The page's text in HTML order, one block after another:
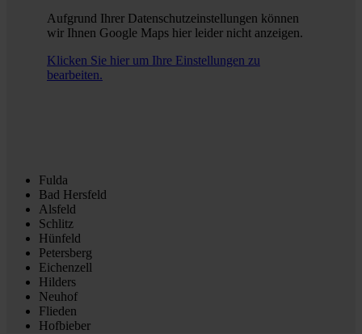
Aufgrund Ihrer Datenschutzeinstellungen können
wir Ihnen Google Maps hier leider nicht anzeigen.
Klicken Sie hier um Ihre Einstellungen zu
bearbeiten.
Fulda
Bad Hersfeld
Alsfeld
Schlitz
Hünfeld
Petersberg
Eichenzell
Hilders
Neuhof
Flieden
Hofbieber